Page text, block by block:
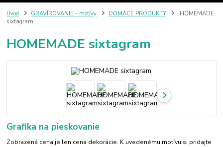
Úvod GRAVÍROVANIE - motívy DOMÁCE PRODUKTY
HOMEMADE
sixtagram
HOMEMADE sixtagram
Grafika na pieskovanie
Zobrazená cena je len cena dekorácie. K uvedenému motívu si pridajte